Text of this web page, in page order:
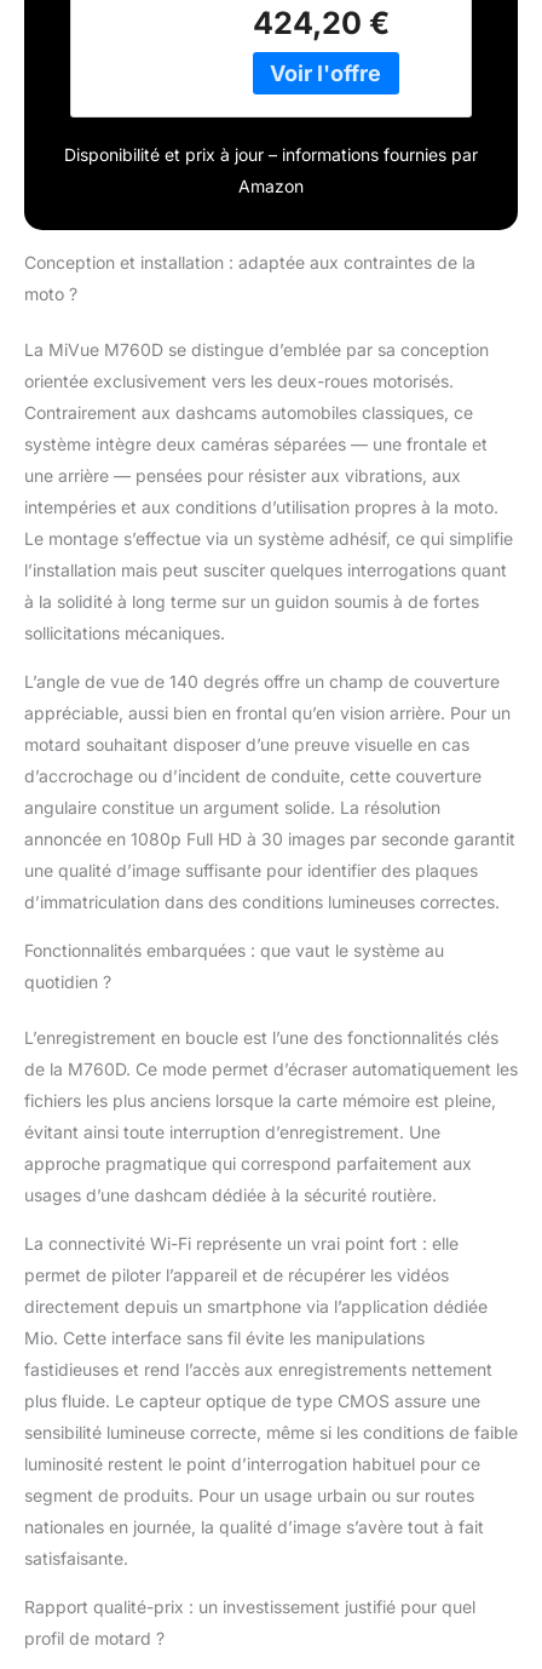
424,20 €
Disponibilité et prix à jour – informations fournies par
Amazon
Conception et installation : adaptée aux contraintes de la
moto ?
La MiVue M760D se distingue d’emblée par sa conception
orientée exclusivement vers les deux-roues motorisés.
Contrairement aux dashcams automobiles classiques, ce
système intègre deux caméras séparées — une frontale et
une arrière — pensées pour résister aux vibrations, aux
intempéries et aux conditions d’utilisation propres à la moto.
Le montage s’effectue via un système adhésif, ce qui simplifie
l’installation mais peut susciter quelques interrogations quant
à la solidité à long terme sur un guidon soumis à de fortes
sollicitations mécaniques.
L’angle de vue de 140 degrés offre un champ de couverture
appréciable, aussi bien en frontal qu’en vision arrière. Pour un
motard souhaitant disposer d’une preuve visuelle en cas
d’accrochage ou d’incident de conduite, cette couverture
angulaire constitue un argument solide. La résolution
annoncée en 1080p Full HD à 30 images par seconde garantit
une qualité d’image suffisante pour identifier des plaques
d’immatriculation dans des conditions lumineuses correctes.
Fonctionnalités embarquées : que vaut le système au
quotidien ?
L’enregistrement en boucle est l’une des fonctionnalités clés
de la M760D. Ce mode permet d’écraser automatiquement les
fichiers les plus anciens lorsque la carte mémoire est pleine,
évitant ainsi toute interruption d’enregistrement. Une
approche pragmatique qui correspond parfaitement aux
usages d’une dashcam dédiée à la sécurité routière.
La connectivité Wi-Fi représente un vrai point fort : elle
permet de piloter l’appareil et de récupérer les vidéos
directement depuis un smartphone via l’application dédiée
Mio. Cette interface sans fil évite les manipulations
fastidieuses et rend l’accès aux enregistrements nettement
plus fluide. Le capteur optique de type CMOS assure une
sensibilité lumineuse correcte, même si les conditions de faible
luminosité restent le point d’interrogation habituel pour ce
segment de produits. Pour un usage urbain ou sur routes
nationales en journée, la qualité d’image s’avère tout à fait
satisfaisante.
Rapport qualité-prix : un investissement justifié pour quel
profil de motard ?